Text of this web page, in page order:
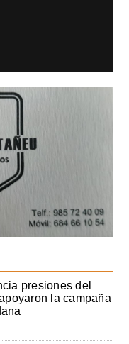
presiones del
la campaña